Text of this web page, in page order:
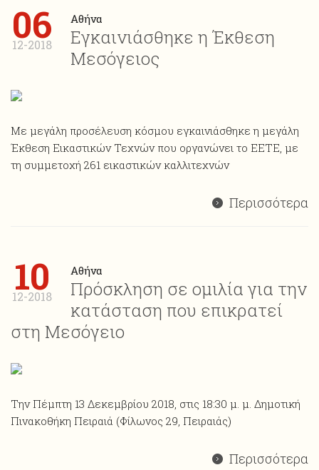
06
12-2018
Αθήνα
Εγκαινιάσθηκε η Έκθεση
Μεσόγειος
Με μεγάλη προσέλευση κόσμου εγκαινιάσθηκε η μεγάλη
Έκθεση Εικαστικών Τεχνών που οργανώνει το ΕΕΤΕ, με
τη συμμετοχή 261 εικαστικών καλλιτεχνών
Περισσότερα
10
12-2018
Αθήνα
Πρόσκληση σε ομιλία για την
κατάσταση που επικρατεί
στη Μεσόγειο
Την Πέμπτη 13 Δεκεμβρίου 2018, στις 18:30 μ. μ. Δημοτική
Πινακοθήκη Πειραιά (Φίλωνος 29, Πειραιάς)
Περισσότερα